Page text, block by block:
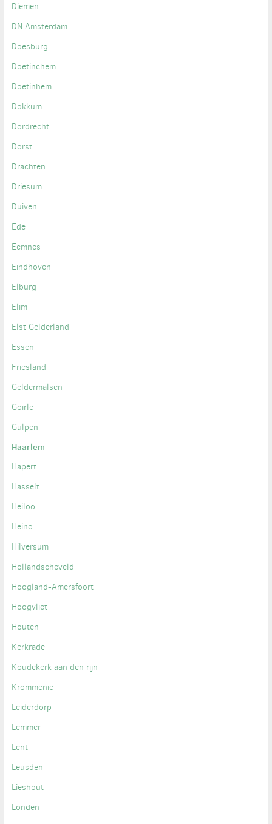
Diemen
DN Amsterdam
Doesburg
Doetinchem
Doetinhem
Dokkum
Dordrecht
Dorst
Drachten
Driesum
Duiven
Ede
Eemnes
Eindhoven
Elburg
Elim
Elst Gelderland
Essen
Friesland
Geldermalsen
Goirle
Gulpen
Haarlem
Hapert
Hasselt
Heiloo
Heino
Hilversum
Hollandscheveld
Hoogland-Amersfoort
Hoogvliet
Houten
Kerkrade
Koudekerk aan den rijn
Krommenie
Leiderdorp
Lemmer
Lent
Leusden
Lieshout
Londen